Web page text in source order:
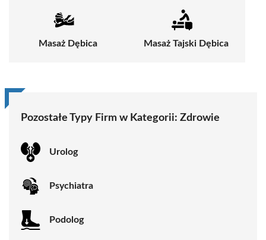
Masaż Dębica Masaż Tajski Dębica
Pozostałe Typy Firm w Kategorii: Zdrowie
Urolog
Psychiatra
Podolog